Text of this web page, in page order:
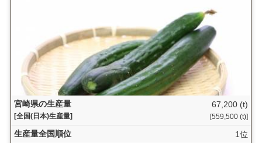
宮崎県の生産量
[全国(日本)生産量]
67,200 (t)
[559,500 (t)]
生産量全国順位
1位